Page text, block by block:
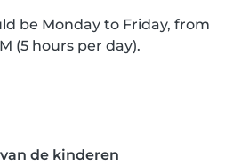
be Monday to Friday, from
(5 hours per day).
de kinderen